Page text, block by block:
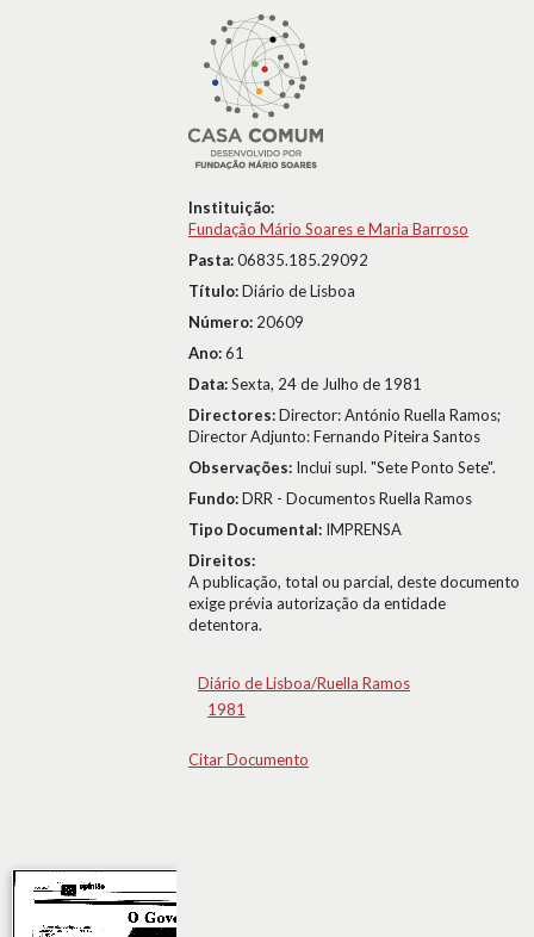
Instituição:
Fundação Mário Soares e Maria Barroso
Pasta:06835.185.29092
Título:Diário de Lisboa
Número: 20609
Ano:61
Data:Sexta, 24 de Julho de 1981
Directores:Director: António Ruella Ramos;
Director Adjunto: Fernando Piteira Santos
Observações: Inclui supl. "Sete Ponto Sete".
Fundo:DRR - Documentos Ruella Ramos
Tipo Documental: IMPRENSA
Direitos:
A publicação, total ou parcial, deste documento
exige prévia autorização da entidade
detentora.
Diário de Lisboa/Ruella Ramos
1981
Citar Documento